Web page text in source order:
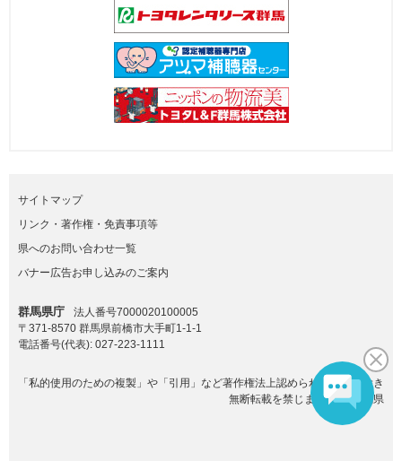
サイトマップ
リンク・著作権・免責事項等
県へのお問い合わせ一覧
バナー広告お申し込みのご案内
群馬県庁
法人番号7000020100005
〒371-8570 群馬県前橋市大手町1-1-1
電話番号(代表): 027-223-1111
「私的使用のための複製」や「引用」など著作権法上認められた場合を除き
無断転載を禁じます。(C)群馬県